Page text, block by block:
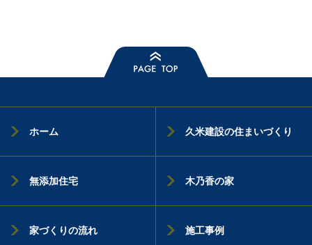
ホーム 久米建設の住まいづくり
無添加住宅 木乃香の家
家づくりの流れ 施工事例